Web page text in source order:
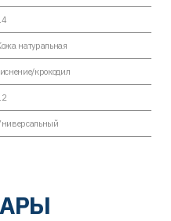
натуральная
крокодил